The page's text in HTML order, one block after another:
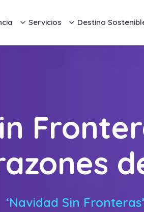
Servicios Destino
‘Navidad Sin